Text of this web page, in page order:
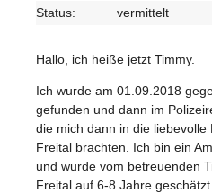
Status:
vermittelt
Hallo, ich heiße jetzt Timmy.
Ich wurde am 01.09.2018
gefunden und dann im
die mich dann in die liebevolle
Freital brachten. Ich bin ein
und wurde vom betreuenden
Freital auf 6-8 Jahre